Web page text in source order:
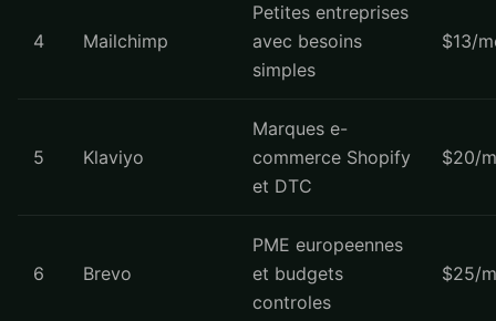
4 Mailchimp
Petites entreprises
avec besoins
simples
$13/
5 Klaviyo
Marques e-
commerce Shopify
et DTC
$20/
6 Brevo
PME europeennes
et budgets
controles
$25/